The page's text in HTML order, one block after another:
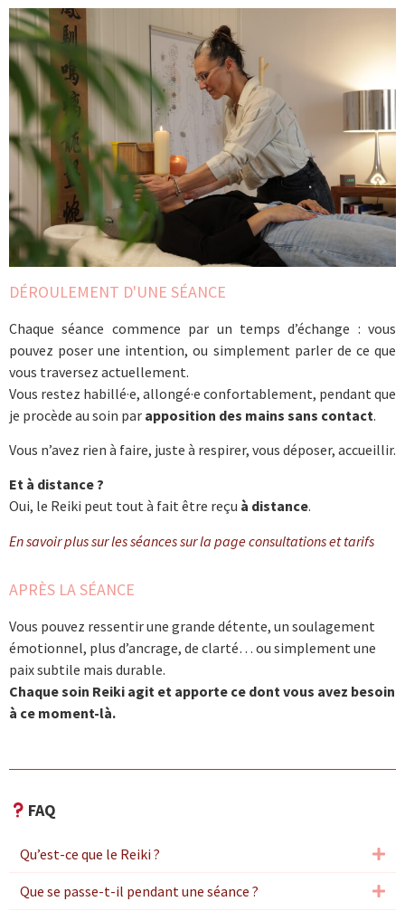
DÉROULEMENT D'UNE SÉANCE
Chaque séance commence par un temps d’échange : vous
pouvez poser une intention, ou simplement parler de ce que
vous traversez actuellement.
Vous restez habillé·e, allongé·e confortablement, pendant que
je procède au soin par apposition des mains sans contact.
Vous n’avez rien à faire, juste à respirer, vous déposer, accueillir.
Et à distance ?
Oui, le Reiki peut tout à fait être reçu à distance.
En savoir plus sur les séances sur la page consultations et tarifs
APRÈS LA SÉANCE
Vous pouvez ressentir une grande détente, un soulagement
émotionnel, plus d’ancrage, de clarté… ou simplement une
paix subtile mais durable.
Chaque soin Reiki agit et apporte ce dont vous avez besoin
à ce moment-là.
FAQ
Qu’est-ce que le Reiki ?
Que se passe-t-il pendant une séance ?